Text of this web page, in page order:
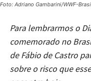
Foto: Adriano Gambarini/WWF-
Para lembrarmos o
comemorado no
de Fábio de Castro
sobre o risco que